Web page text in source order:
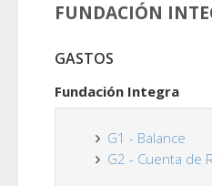
FUNDACIÓN
GASTOS
Fundación Integra
G1 - Balance
G2 - Cuenta de